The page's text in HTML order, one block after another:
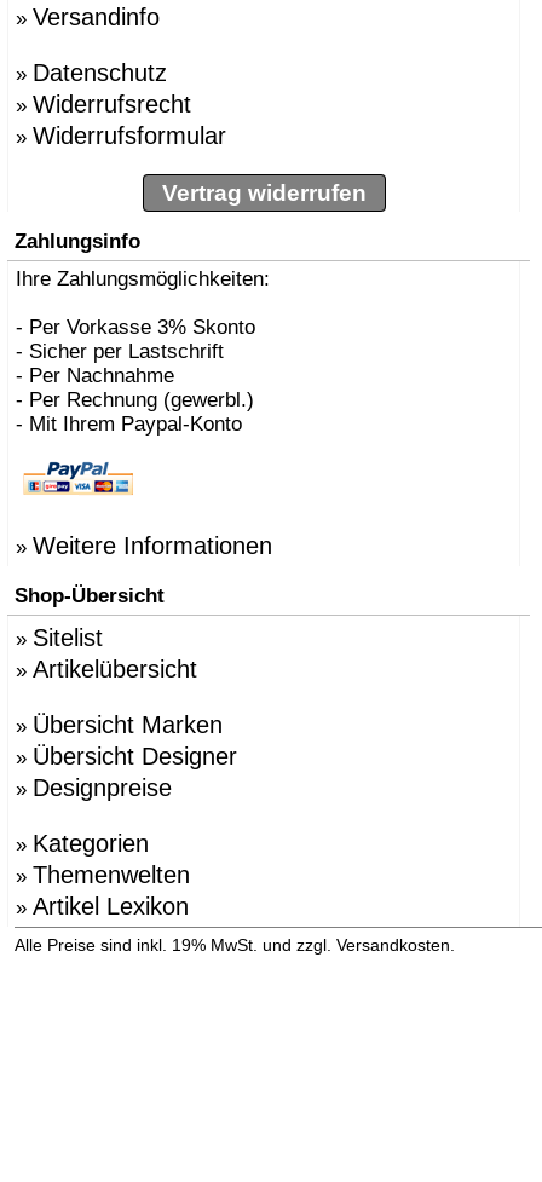
» Versandinfo
» Datenschutz
» Widerrufsrecht
» Widerrufsformular
Vertrag widerrufen
Zahlungsinfo
Ihre Zahlungsmöglichkeiten:
- Per Vorkasse 3% Skonto
- Sicher per Lastschrift
- Per Nachnahme
- Per Rechnung (gewerbl.)
- Mit Ihrem Paypal-Konto
» Weitere Informationen
Shop-Übersicht
» Sitelist
» Artikelübersicht
» Übersicht Marken
» Übersicht Designer
» Designpreise
» Kategorien
» Themenwelten
» Artikel Lexikon
Alle Preise sind inkl. 19% MwSt. und zzgl. Versandkosten.